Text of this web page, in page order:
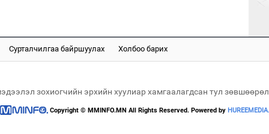
Сурталчилгаа байршуулах Холбоо барих
зохиогчийн эрхийн хуулиар хамгаалагдсан тул
Copyright © MMINFO.MN All Rights Reserved. Powered by HUREEMEDIA.